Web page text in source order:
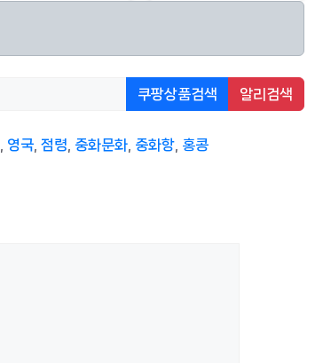
쿠팡상품검색 알리검색
영국 점령 중화문화 중화항 홍콩